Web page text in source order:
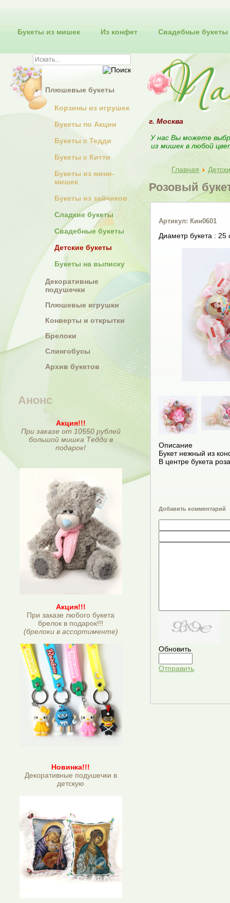
Букеты из мишек Из конфет Свадебные букеты
Плюшевые букеты
Корзины из игрушек
Букеты по Акции
Букеты с Тедди
Букеты с Китти
Букеты из мини-
мишек
Букеты из зайчиков
Сладкие букеты
Свадебные букеты
Детские букеты
Букеты на выписку
Декоративные
подушечки
Плюшевые игрушки
Конверты и открытки
Брелоки
Слингобусы
Архив букетов
Анонс
Акция!!!
При заказе от 10550 рублей
большой мишка Тедди в
подарок!
Акция!!!
При заказе любого букета
брелок в подарок!!!
(брелоки в ассортименте)
Новинка!!!
Декоративные подушечки в
детскую
г. Москва
У нас Вы можете
из мишек в любой
Главная
Розовый
Артикул: Кин0601
Диаметр букета :
Описание
Букет нежный из
В центре букета
Добавить комментарий
Обновить
Отправить